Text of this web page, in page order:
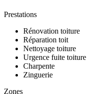
Prestations
Rénovation toiture
Réparation toit
Nettoyage toiture
Urgence fuite toiture
Charpente
Zinguerie
Zones